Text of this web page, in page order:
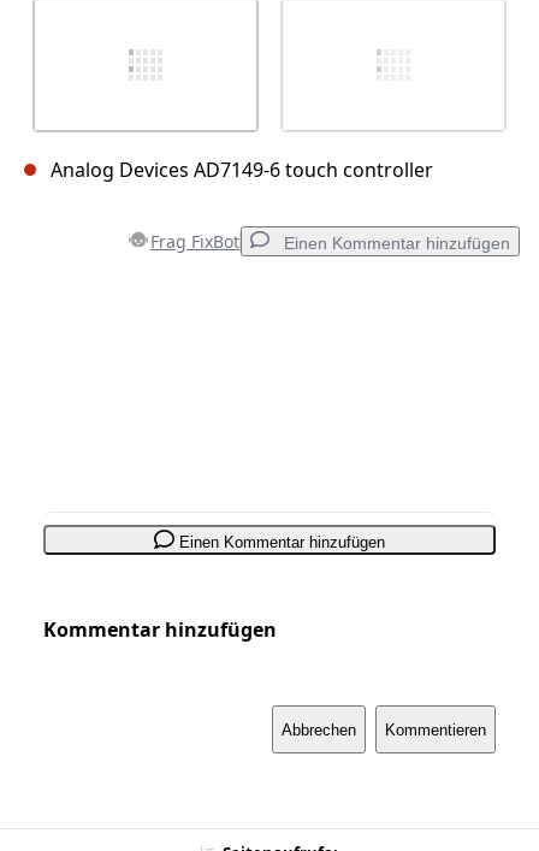
Analog Devices AD7149-6 touch controller
Frag FixBot Einen Kommentar hinzufügen
Einen Kommentar hinzufügen
Kommentar hinzufügen
Abbrechen Kommentieren